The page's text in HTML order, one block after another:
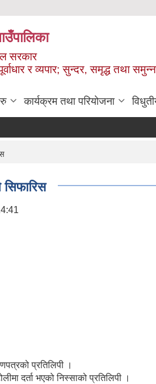
सरकार
र व्यपार; सुन्दर, समृद्ध तथा
कार्यक्रम तथा परियोजना
सिफारिस
प्रतिलिपी ।
दर्ता भएको निस्साको प्रतिलिपी ।